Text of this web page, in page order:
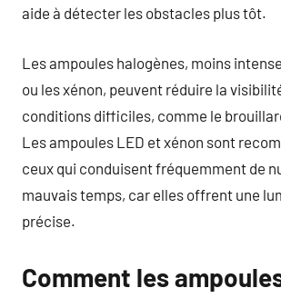
aide à détecter les obstacles plus tôt.
Les ampoules halogènes, moins
ou les xénon, peuvent réduire la
conditions difficiles, comme le
Les ampoules LED et xénon sont
ceux qui conduisent fréquemment de
mauvais temps, car elles offrent une
précise.
Comment les